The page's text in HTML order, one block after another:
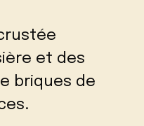
et des
briques de